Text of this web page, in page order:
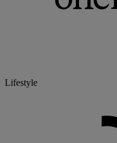
Lifestyle